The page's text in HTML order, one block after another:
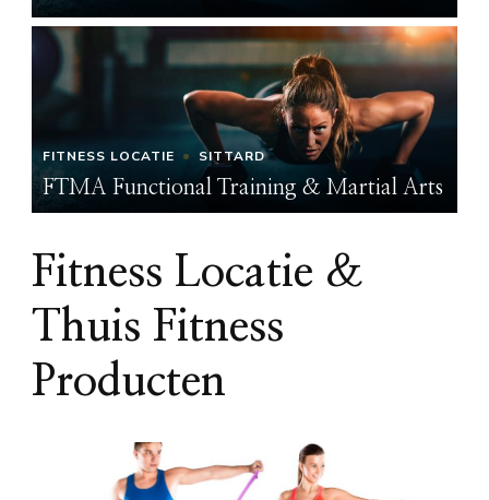
FITNESS LOCATIE SITTARD
FTMA Functional Training & Martial Arts
Fitness Locatie &
Thuis Fitness
Producten